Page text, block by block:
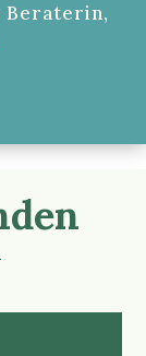
Beraterin,